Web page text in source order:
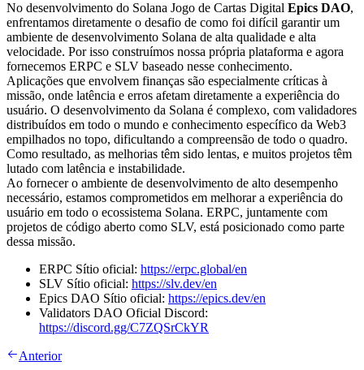
No desenvolvimento do Solana Jogo de Cartas Digital Epics DAO,
enfrentamos diretamente o desafio de como foi difícil garantir um
ambiente de desenvolvimento Solana de alta qualidade e alta
velocidade. Por isso construímos nossa própria plataforma e agora
fornecemos ERPC e SLV baseado nesse conhecimento.
Aplicações que envolvem finanças são especialmente críticas à
missão, onde latência e erros afetam diretamente a experiência do
usuário. O desenvolvimento da Solana é complexo, com validadores
distribuídos em todo o mundo e conhecimento específico da Web3
empilhados no topo, dificultando a compreensão de todo o quadro.
Como resultado, as melhorias têm sido lentas, e muitos projetos têm
lutado com latência e instabilidade.
Ao fornecer o ambiente de desenvolvimento de alto desempenho
necessário, estamos comprometidos em melhorar a experiência do
usuário em todo o ecossistema Solana. ERPC, juntamente com
projetos de código aberto como SLV, está posicionado como parte
dessa missão.
ERPC Sítio oficial: https://erpc.global/en
SLV Sítio oficial: https://slv.dev/en
Epics DAO Sítio oficial: https://epics.dev/en
Validators DAO Oficial Discord:
https://discord.gg/C7ZQSrCkYR
Anterior